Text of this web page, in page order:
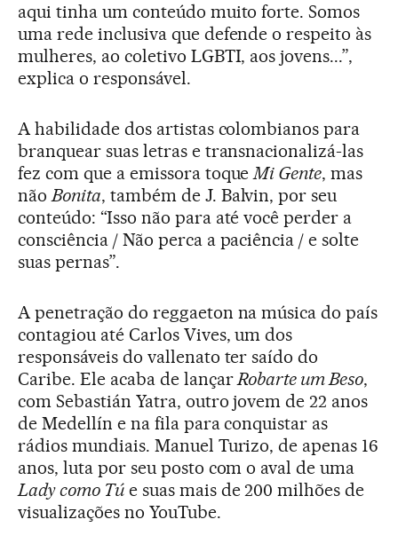
aqui tinha um conteúdo muito forte. Somos
uma rede inclusiva que defende o respeito às
mulheres, ao coletivo LGBTI, aos jovens...”,
explica o responsável.
A habilidade dos artistas colombianos para
branquear suas letras e transnacionalizá-las
fez com que a emissora toqueMi Gente, mas
nãoBonita, também de J. Balvin, por seu
conteúdo: “Isso não para até você perder a
consciência / Não perca a paciência / e solte
suas pernas”.
A penetração do reggaeton na música do país
contagiou até Carlos Vives, um dos
responsáveis do vallenato ter saído do
Caribe. Ele acaba de lançarRobarte um Beso,
com Sebastián Yatra, outro jovem de 22 anos
de Medellín e na fila para conquistar as
rádios mundiais. Manuel Turizo, de apenas 16
anos, luta por seu posto com o aval de uma
Lady como Túe suas mais de 200 milhões de
visualizações no YouTube.